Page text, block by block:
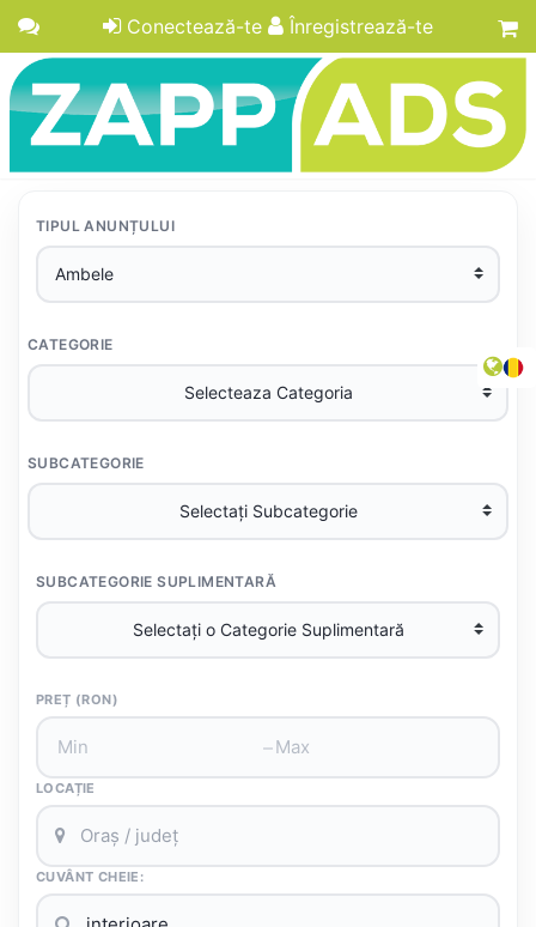
Conectează-te Înregistrează-te
TIPUL ANUNȚULUI
CATEGORIE
SUBCATEGORIE
SUBCATEGORIE SUPLIMENTARĂ
PREȚ (RON)
–
LOCAȚIE
CUVÂNT CHEIE: